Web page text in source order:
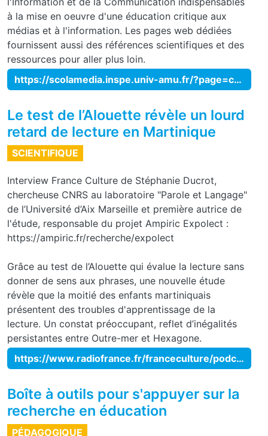
à la mise en oeuvre d'une éducation critique aux
médias et à l'information. Les pages web dédiées
fournissent aussi des références scientifiques et des
ressources pour aller plus loin.
https://scolamedia.inspe.univ-amu.fr/?page=catalogue_videos
Le test de l’Alouette révèle un lourd
retard de lecture en Martinique
SCIENTIFIQUE
Interview France Culture de Stéphanie Ducrot,
chercheuse CNRS au laboratoire "Parole et Langage"
de l’Université d’Aix Marseille et première autrice de
l'étude, responsable du projet Ampiric Expolect :
https://ampiric.fr/recherche/expolect
Grâce au test de l’Alouette qui évalue la lecture sans
donner de sens aux phrases, une nouvelle étude
révèle que la moitié des enfants martiniquais
présentent des troubles d'apprentissage de la
lecture. Un constat préoccupant, reflet d’inégalités
persistantes entre Outre-mer et Hexagone.
https://www.radiofrance.fr/franceculture/podcasts/avec-sciences/le-test-de-l-alouette-revele-un-lourd-retard-de-lecture-en-martinique-4126532
Boîte à outils pour s'appuyer sur la
recherche en éducation
PÉDAGOGIQUE